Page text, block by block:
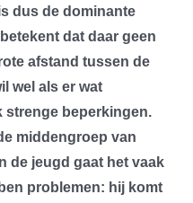
dus de dominante
dat daar geen
afstand tussen de
wel als er wat
strenge beperkingen.
middengroep van
de jeugd gaat het vaak
problemen: hij komt